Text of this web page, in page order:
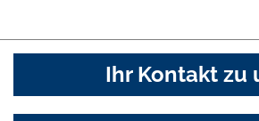
Ihr Kontakt zu